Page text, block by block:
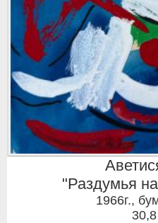
"Раздумья
1966г.,